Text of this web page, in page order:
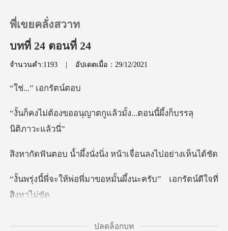
ประวัติการอ่าน
ดาวน์โหลดแอป
พี่เขยคลั่งสวาท
บทที่ 24 ตอนที่ 24
จำนวนคำ:1193 | อัปเดตเมื่อ：29/12/2021
.” เอก
ตกูแล้วมั้ง...ตอนนี้ผึ้
้งนั่งนิ่ง หน้าเจื่อ
พี่มาขอหมั้นผึ้งนะครับ”
ยค่ะพี่เอก...มันเร็
ปลดล็อกบท